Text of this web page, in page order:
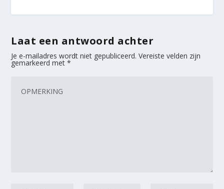
Laat een antwoord achter
Je e-mailadres wordt niet gepubliceerd. Vereiste velden zijn
gemarkeerd met*